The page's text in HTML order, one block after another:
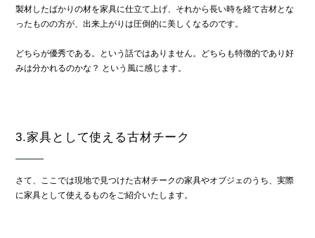
製材したばかりの材を家具に仕立て上げ、それから長い時を経て古材とな
ったものの方が、出来上がりは圧倒的に美しくなるのです。
どちらが優秀である。という話ではありません。どちらも特徴的であり好
みは分かれるのかな？ という風に感じます。
3.家具として使える古材チーク
さて、ここでは現地で見つけた古材チークの家具やオブジェのうち、実際
に家具として使えるものをご紹介いたします。